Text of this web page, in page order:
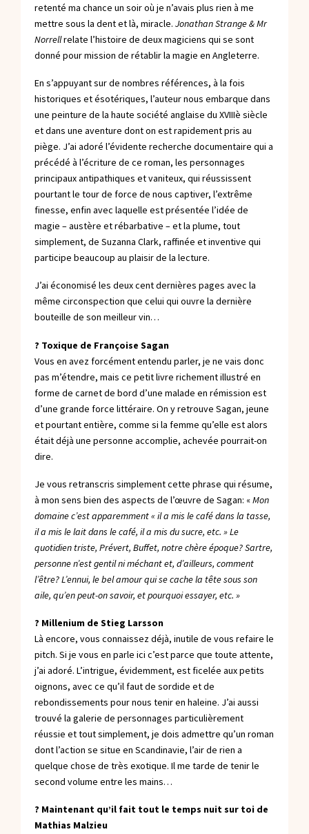
retenté ma chance un soir où je n’avais plus rien à me
mettre sous la dent et là, miracle. Jonathan Strange & Mr
Norrellrelate l’histoire de deux magiciens qui se sont
donné pour mission de rétablir la magie en Angleterre.
En s’appuyant sur de nombres références, à la fois
historiques et ésotériques, l’auteur nous embarque dans
une peinture de la haute société anglaise du XVIIIè siècle
et dans une aventure dont on est rapidement pris au
piège. J’ai adoré l’évidente recherche documentaire qui a
précédé à l’écriture de ce roman, les personnages
principaux antipathiques et vaniteux, qui réussissent
pourtant le tour de force de nous captiver, l’extrême
finesse, enfin avec laquelle est présentée l’idée de
magie – austère et rébarbative – et la plume, tout
simplement, de Suzanna Clark, raffinée et inventive qui
participe beaucoup au plaisir de la lecture.
J’ai économisé les deux cent dernières pages avec la
même circonspection que celui qui ouvre la dernière
bouteille de son meilleur vin…
? Toxique de Françoise Sagan
Vous en avez forcément entendu parler, je ne vais donc
pas m’étendre, mais ce petit livre richement illustré en
forme de carnet de bord d’une malade en rémission est
d’une grande force littéraire. On y retrouve Sagan, jeune
et pourtant entière, comme si la femme qu’elle est alors
était déjà une personne accomplie, achevée pourrait-on
dire.
Je vous retranscris simplement cette phrase qui résume,
à mon sens bien des aspects de l’œuvre de Sagan: «Mon
domaine c’est apparemment « il a mis le café dans la tasse,
il a mis le lait dans le café, il a mis du sucre, etc. » Le
quotidien triste, Prévert, Buffet, notre chère époque? Sartre,
personne n’est gentil ni méchant et, d’ailleurs, comment
l’être? L’ennui, le bel amour qui se cache la tête sous son
aile, qu’en peut-on savoir, et pourquoi essayer, etc. »
? Millenium de Stieg Larsson
Là encore, vous connaissez déjà, inutile de vous refaire le
pitch. Si je vous en parle ici c’est parce que toute attente,
j’ai adoré. L’intrigue, évidemment, est ficelée aux petits
oignons, avec ce qu’il faut de sordide et de
rebondissements pour nous tenir en haleine. J’ai aussi
trouvé la galerie de personnages particulièrement
réussie et tout simplement, je dois admettre qu’un roman
dont l’action se situe en Scandinavie, l’air de rien a
quelque chose de très exotique. Il me tarde de tenir le
second volume entre les mains…
? Maintenant qu’il fait tout le temps nuit sur toi de
Mathias Malzieu